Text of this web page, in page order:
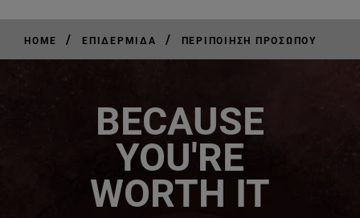
HOME / ΕΠΙΔΕΡΜΊΔΑ / ΠΕΡΙΠΟΊΗΣΗ ΠΡΟΣΏΠΟΥ
BECAUSE
YOU'RE
WORTH IT